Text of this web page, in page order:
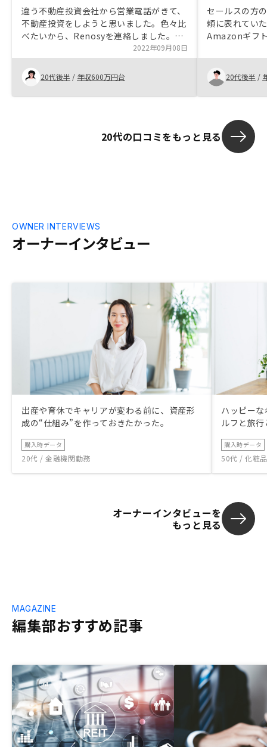
違う不動産投資会社から営業電話がきて、
不動産投資をしようと思いました。色々比
べたいから、Renosyを連絡しました。最
初の担当はわかりずらいですが、担当変更
を希望しました。新しいの担当はベテラン
で、わかりやすくて効率的対応とても頼り
強かったです。
2022年09月08日
20代後半 / 年収600万円台
セールスの方
頼に表れてい
Amazonギフ
ていただける
思いました。
20代後半 /
20代の口コミをもっと見る
オーナーインタビュー
OWNER INTERVIEWS
出産や育休でキャリアが変わる前に、資産形
成の“仕組み”を作っておきたかった。
購入時データ
20代 / 金融機関勤務
ハッピー
ルフと旅
購入時データ
50代 / 化粧
オーナーインタビューを
もっと見る
編集部おすすめ記事
MAGAZINE